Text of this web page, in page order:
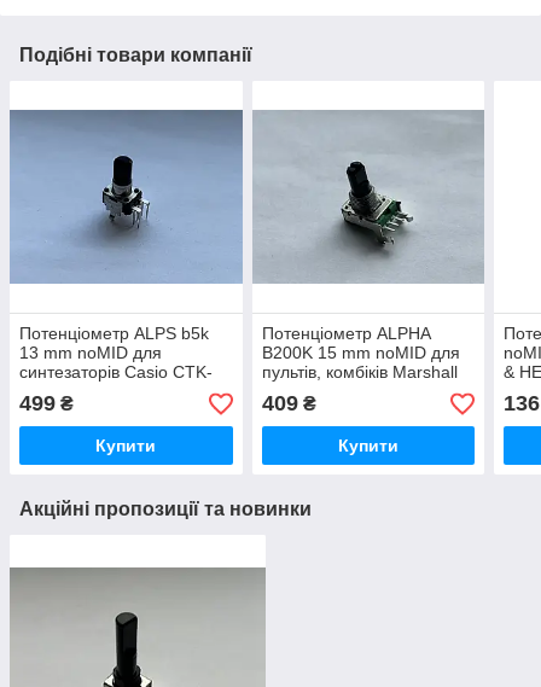
Подібні товари компанії
Потенціометр ALPS b5k
13 mm noMID для
синтезаторів Casio CTK-
4000
499 ₴
Купити
Потенціометр ALPHA
B200K 15 mm noMID для
пультів, комбіків Marshall
VS
409₴
Купити
&
136
Акційні пропозиції та новинки